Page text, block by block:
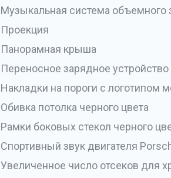
Музыкальная система объемного
Проекция
Панорамная крыша
Переносное зарядное
Накладки на пороги с логотипом
Обивка потолка черного цвета
Рамки боковых стекол черного
Спортивный звук двигателя
Увеличенное число отсеков для